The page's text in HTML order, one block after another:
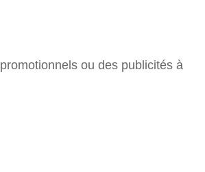
ou des publicités à